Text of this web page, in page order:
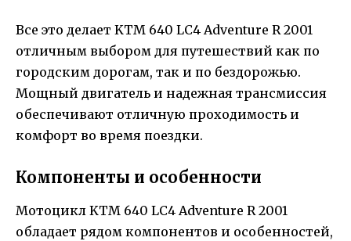
Все это делает KTM 640 LC4 Adventure R 2001
отличным выбором для путешествий как по
городским дорогам, так и по бездорожью.
Мощный двигатель и надежная трансмиссия
обеспечивают отличную проходимость и
комфорт во время поездки.
Компоненты и особенности
Мотоцикл KTM 640 LC4 Adventure R 2001
обладает рядом компонентов и особенностей,